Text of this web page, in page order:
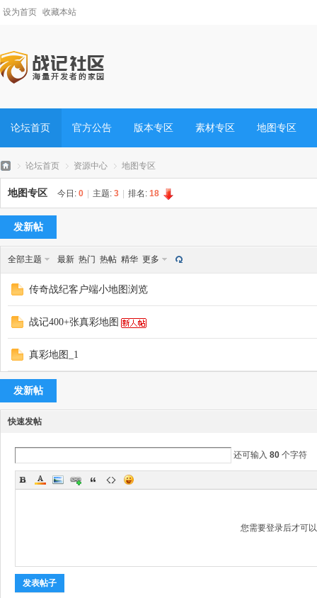
设为首页 收藏本站
论坛首页 官方公告 版本专区 素材专区 地图专区
记
»
论坛首页 资源中心 地图专区
地图专区 今日: 0 主题: 3 排名: 18
发新帖
全部主题 最新 热门 热帖 精华 更多
传奇战纪客户端小地图浏览
战记400+张真彩地图
真彩地图_1
发新帖
快速发帖
还可输入 80 个字符
您需要登录后才可
发表帖子